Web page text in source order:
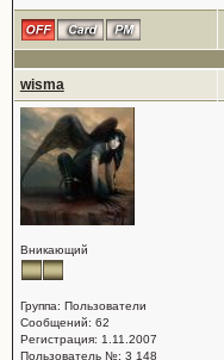
wisma
Вникающий
Группа: Пользователи
Сообщений: 62
Регистрация: 1.11.2007
Пользователь №: 3 148